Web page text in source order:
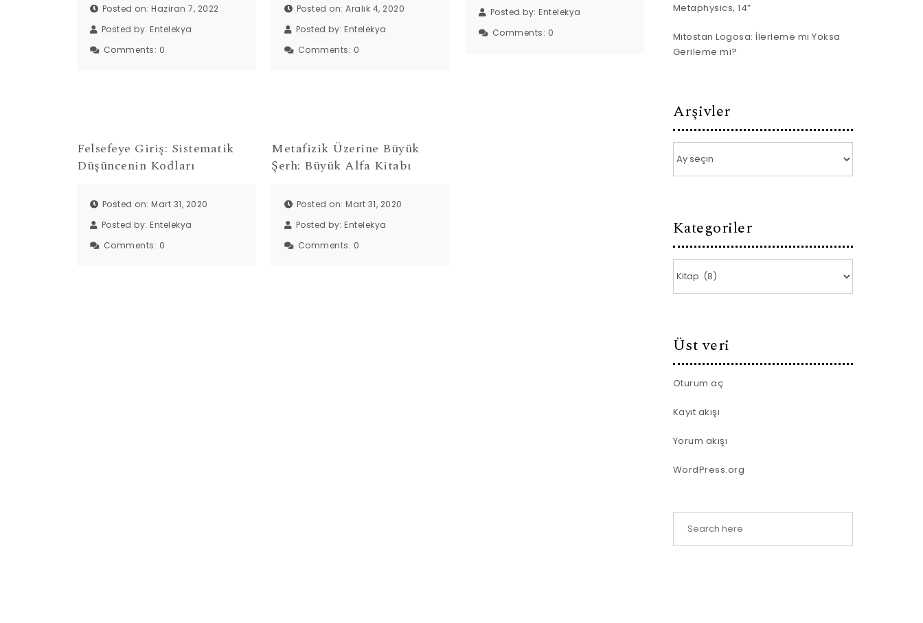
Posted on: Haziran 7, 2022
Posted by: Entelekya
Comments: 0
Posted on: Aralık 4, 2020
Posted by:Entelekya
Comments: 0
Posted by:Entelekya
Comments: 0
Felsefeye Giriş: Sistematik
Düşüncenin Kodları
Posted on: Mart 31, 2020
Posted by: Entelekya
Comments: 0
Metafizik Üzerine Büyük
Şerh: Büyük Alfa Kitabı
Posted on: Mart 31, 2020
Posted by:Entelekya
Comments: 0
Metaphysics, 14”
Mitostan Logosa: İlerleme mi Yoksa
Gerileme mi?
Arşivler
Kategoriler
Üst veri
Oturum aç
Kayıt akışı
Yorum akışı
WordPress.org